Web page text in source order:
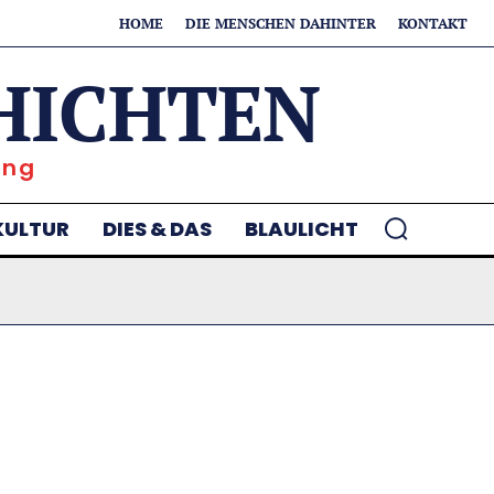
HOME DIE MENSCHEN DAHINTER KONTAKT
DIES & DAS BLAULICHT